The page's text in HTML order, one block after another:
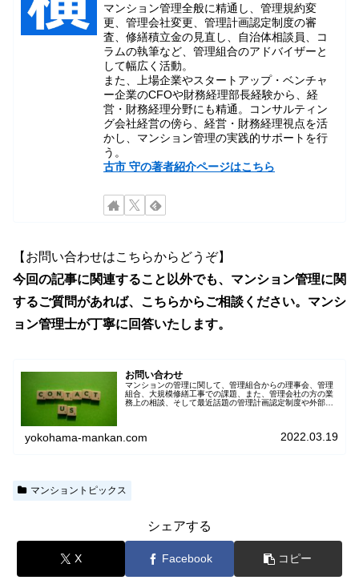
マンション管理全般に精通し、管理規約変
更、管理会社変更、管理計画認定制度の審
査、修繕積立金の見直し、自治体相談員、コ
ラムの執筆など、管理組合のアドバイザーと
して幅広く活動。
また、上場企業やスタートアップ・ベンチャ
ー企業のCFOや財務経理部長経験から、経
営・財務経理分野にも精通。コンサルティン
グ会社経営の傍ら、経営・財務経理視点を活
かし、マンション管理の実践的サポートを行
う。
古市 守の著者紹介ページはこちら
【お問い合わせはこちらからどうぞ】
今回の記事に関連すること以外でも、マンション管理に関
するご質問があれば、こちらからご相談ください。マンシ
ョン管理士が丁寧に回答いたします。
お問い合わせ
マンションの管理に関して、管理組合からの理事会、管理
組合、大規模修繕工事での課題、また、管理会社の方の業
務上の相談、そして最近話題の管理計画認定制度や外部管
yokohama-mankan.com 2022.03.19
マンショントピックス
シェアする
X Facebook コピー